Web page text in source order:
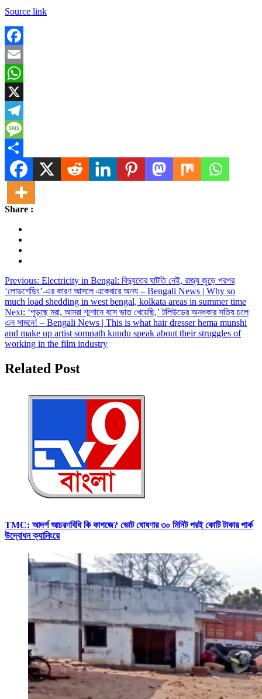
Source link
Facebook
Email
WhatsApp
X
Telegram
Message
Share
Share :
Post
navigation
Previous: Electricity in Bengal: বিদ্যুতের ঘাটতি নেই, রাজ্য জুড়ে পরপর
‘লোডশেডিং’-এর কারণ আসলে একেবারে অন্য – Bengali News | Why so
much load shedding in west bengal, kolkata areas in summer time
Next: ‘পুড়ছে মরা, আমরা শ্মশানে বসে ভাত খেয়েছি,’ টলিউডের অন্ধকার সত্যি চলে
এল সামনে! – Bengali News | This is what hair dresser hema munshi
and make up artist somnath kundu speak about their struggles of
working in the film industry
Related Post
TMC: আদর্শ আচরণবিধি কি কাগজে? ভোট ঘোষণার ৩০ মিনিট পরই কোটি টাকার পার্ক
উদ্বোধন ক্যানিংয়ে